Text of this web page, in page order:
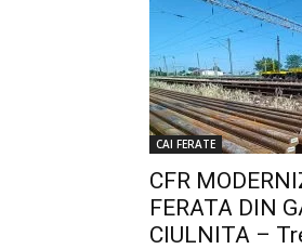
CAI FERATE
CFR
FERATA DIN
CIULNITA –